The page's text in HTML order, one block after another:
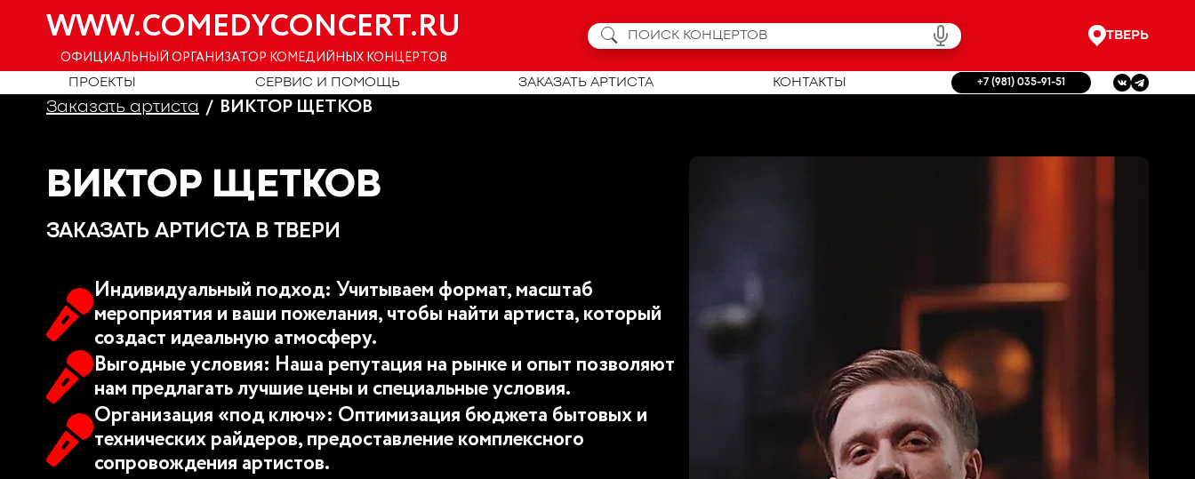
WWW.COMEDYCONCERT.RU
ОФИЦИАЛЬНЫЙ ОРГАНИЗАТОР КОМЕДИЙНЫХ КОНЦЕРТОВ
ТВЕРЬ
ПРОЕКТЫ СЕРВИС И ПОМОЩЬ ЗАКАЗАТЬ АРТИСТА КОНТАКТЫ +7 (981) 035-91-51
Заказать артиста ВИКТОР ЩЕТКОВ
ВИКТОР ЩЕТКОВ
ЗАКАЗАТЬ АРТИСТА В ТВЕРИ
Индивидуальный подход: Учитываем формат, масштаб
мероприятия и ваши пожелания, чтобы найти артиста, который
создаст идеальную атмосферу.
Выгодные условия: Наша репутация на рынке и опыт позволяют
нам предлагать лучшие цены и специальные условия.
Организация «под ключ»: Оптимизация бюджета бытовых и
технических райдеров, предоставление комплексного
сопровождения артистов.